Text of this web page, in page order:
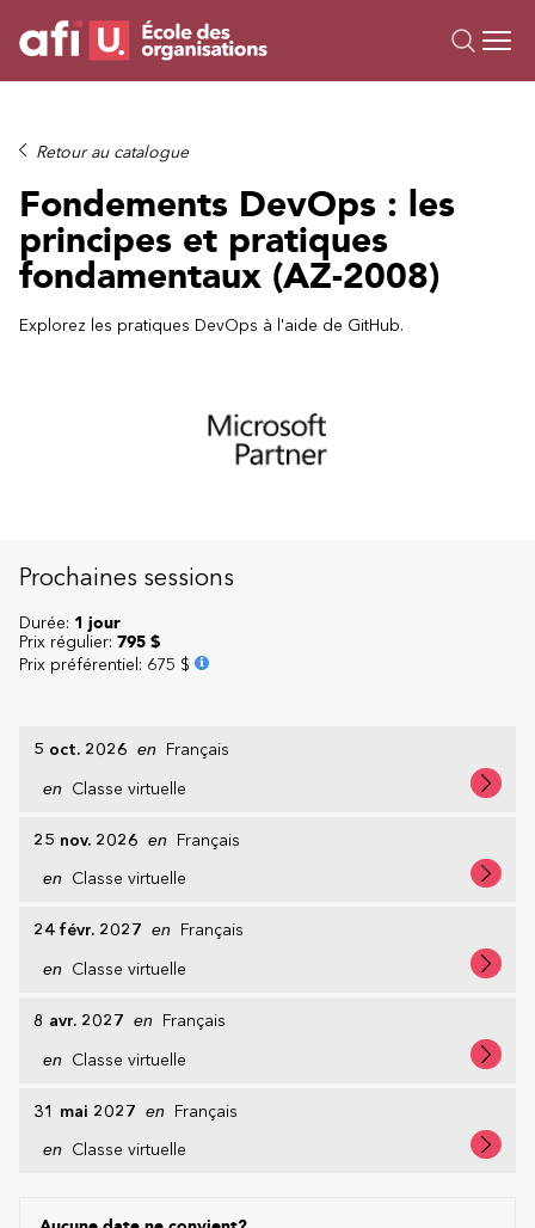
Formations
Campus IA
Sur mesure
À propos
Ressources
Retour au catalogue
Fondements DevOps : les
principes et pratiques
fondamentaux (AZ-2008)
Explorez les pratiques DevOps à l'aide de GitHub.
Prochaines sessions
5 oct. 2026 en Français
en Classe virtuelle
25 nov. 2026 en Français
en Classe virtuelle
24 févr. 2027 en Français
en Classe virtuelle
8 avr. 2027 en Français
en Classe virtuelle
31 mai 2027 en Français
en Classe virtuelle
Durée: 1 jour
Prix régulier: 795 $
Prix préférentiel : 675 $